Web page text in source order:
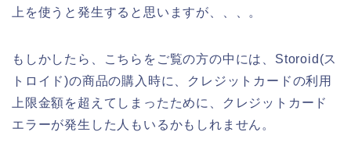
上を使うと発生すると思いますが、、、。
もしかしたら、こちらをご覧の方の中には、Storoid(ス
トロイド)の商品の購入時に、クレジットカードの利用
上限金額を超えてしまったために、クレジットカード
エラーが発生した人もいるかもしれません。